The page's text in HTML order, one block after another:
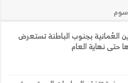
العُمانية بجنوب الباطنة تستعرض
حتى نهاية العام